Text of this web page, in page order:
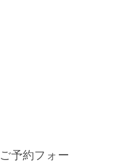
ご予約フォー